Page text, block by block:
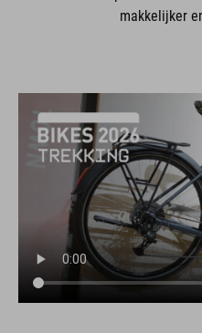
makkelijker